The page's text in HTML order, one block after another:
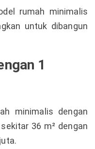
rumah minimalis
untuk dibangun
1
minimalis dengan
36 m² dengan